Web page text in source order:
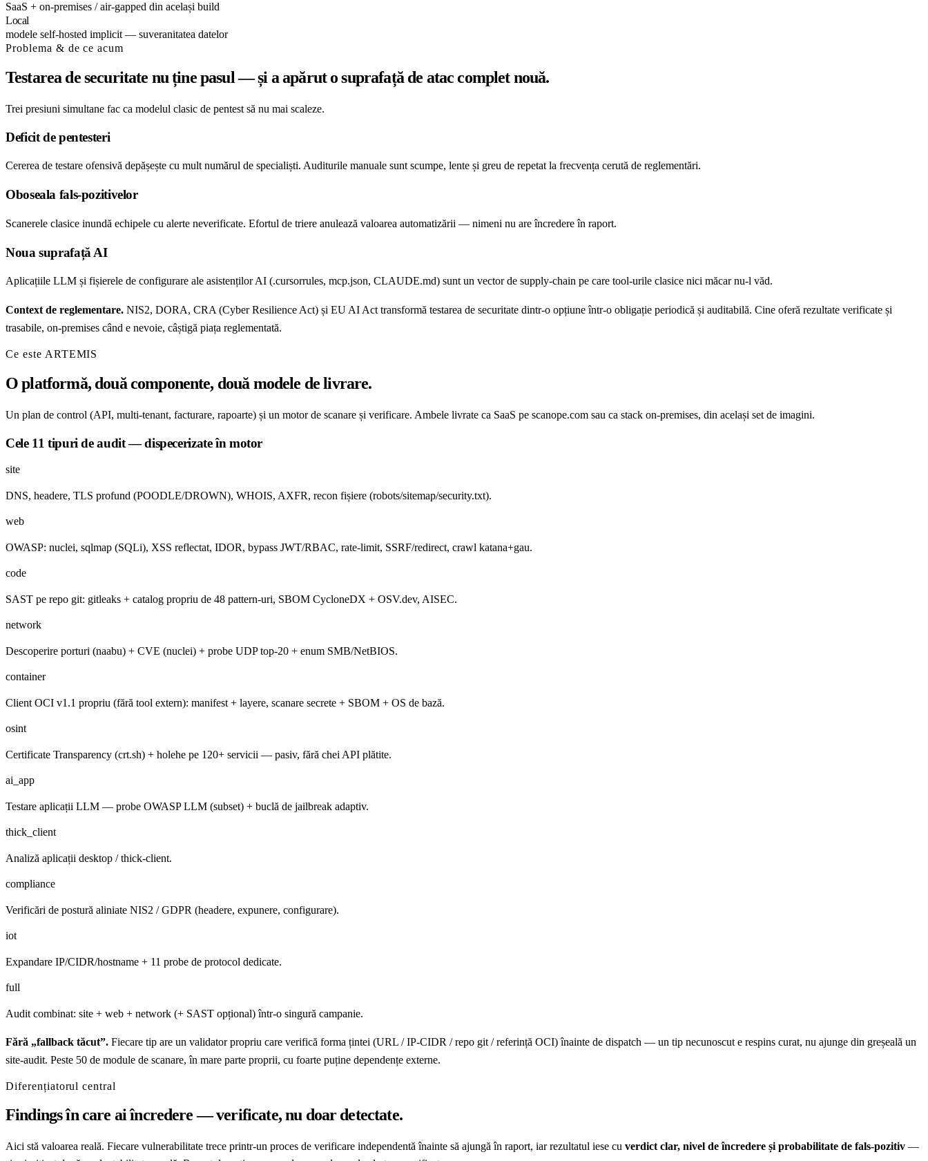
SaaS + on-premises / air-gapped din același build
Local
modele self-hosted implicit — suveranitatea datelor
Problema & de ce acum
Testarea de securitate nu ține pasul — și a apărut o suprafață de atac complet nouă.
Trei presiuni simultane fac ca modelul clasic de pentest să nu mai scaleze.
Deficit de pentesteri
Cererea de testare ofensivă depășește cu mult numărul de specialiști. Auditurile manuale sunt scumpe, lente și greu de repetat la frecvența cerută de reglementări.
Oboseala fals-pozitivelor
Scanerele clasice inundă echipele cu alerte neverificate. Efortul de triere anulează valoarea automatizării — nimeni nu are încredere în raport.
Noua suprafață AI
Aplicațiile LLM și fișierele de configurare ale asistenților AI (.cursorrules, mcp.json, CLAUDE.md) sunt un vector de supply-chain pe care tool-urile clasice nici măcar nu-l văd.
Context de reglementare. NIS2, DORA, CRA (Cyber Resilience Act) și EU AI Act transformă testarea de securitate dintr-o opțiune într-o obligație periodică și auditabilă. Cine oferă rezultate verificate și
trasabile, on-premises când e nevoie, câștigă piața reglementată.
Ce este ARTEMIS
O platformă, două componente, două modele de livrare.
Un plan de control (API, multi-tenant, facturare, rapoarte) și un motor de scanare și verificare. Ambele livrate ca SaaS pe scanope.com sau ca stack on-premises, din același set de imagini.
Cele 11 tipuri de audit — dispecerizate în motor
site
DNS, headere, TLS profund (POODLE/DROWN), WHOIS, AXFR, recon fișiere (robots/sitemap/security.txt).
web
OWASP: nuclei, sqlmap (SQLi), XSS reflectat, IDOR, bypass JWT/RBAC, rate-limit, SSRF/redirect, crawl katana+gau.
code
SAST pe repo git: gitleaks + catalog propriu de 48 pattern-uri, SBOM CycloneDX + OSV.dev, AISEC.
network
Descoperire porturi (naabu) + CVE (nuclei) + probe UDP top-20 + enum SMB/NetBIOS.
container
Client OCI v1.1 propriu (fără tool extern): manifest + layere, scanare secrete + SBOM + OS de bază.
osint
Certificate Transparency (crt.sh) + holehe pe 120+ servicii — pasiv, fără chei API plătite.
ai_app
Testare aplicații LLM — probe OWASP LLM (subset) + buclă de jailbreak adaptiv.
thick_client
Analiză aplicații desktop / thick-client.
compliance
Verificări de postură aliniate NIS2 / GDPR (headere, expunere, configurare).
iot
Expandare IP/CIDR/hostname + 11 probe de protocol dedicate.
full
Audit combinat: site + web + network (+ SAST opțional) într-o singură campanie.
Fără „fallback tăcut”. Fiecare tip are un validator propriu care verifică forma țintei (URL / IP-CIDR / repo git / referință OCI) înainte de dispatch — un tip necunoscut e respins curat, nu ajunge din greșeală un
site-audit. Peste 50 de module de scanare, în mare parte proprii, cu foarte puține dependențe externe.
Diferențiatorul central
Findings în care ai încredere — verificate, nu doar detectate.
Aici stă valoarea reală. Fiecare vulnerabilitate trece printr-un proces de verificare independentă înainte să ajungă în raport, iar rezultatul iese cu verdict clar, nivel de încredere și probabilitate de fals-pozitiv —